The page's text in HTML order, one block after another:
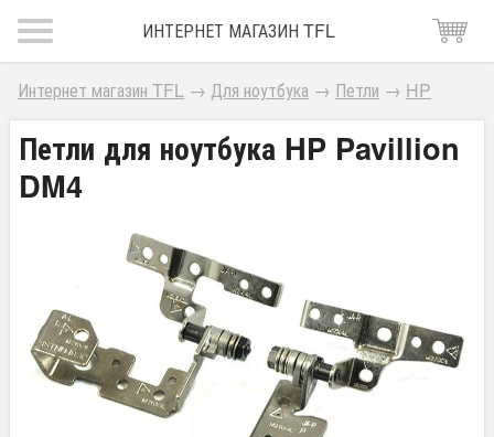
ИНТЕРНЕТ МАГАЗИН TFL
Интернет магазин TFL → Для ноутбука → Петли → HP
Петли для ноутбука HP Pavillion
DM4